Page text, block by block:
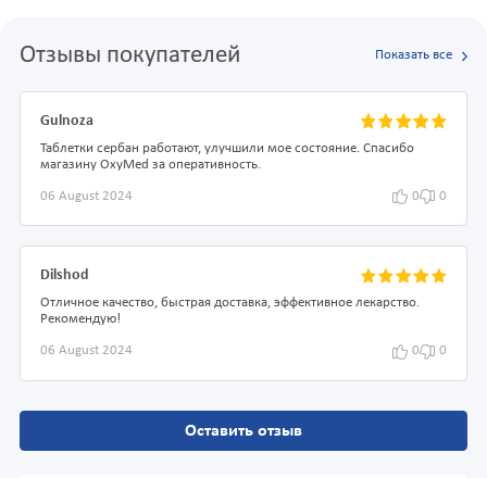
Отзывы покупателей Показать все
Gulnoza
Таблетки сербан работают, улучшили мое состояние. Спасибо
магазину OxyMed за оперативность.
06 August 2024 0 0
Dilshod
Отличное качество, быстрая доставка, эффективное лекарство.
Рекомендую!
06 August 2024 0 0
Оставить отзыв